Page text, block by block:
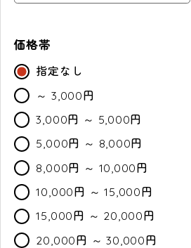
価格帯
指定なし
～ 3,000円
3,000円 ～ 5,000円
5,000円 ～ 8,000円
8,000円 ～ 10,000円
10,000円 ～ 15,000円
15,000円 ～ 20,000円
20,000円 ～ 30,000円